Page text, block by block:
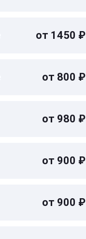
от 1450 ₽
от 800 ₽
от 980 ₽
от 900 ₽
от 900 ₽